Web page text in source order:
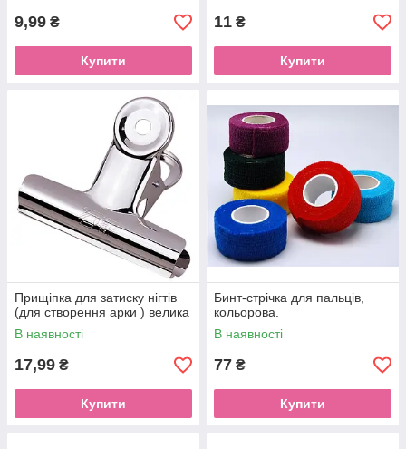
9,99 ₴
Купити
11 ₴
Купити
Прищіпка для затиску нігтів
(для створення арки ) велика
В наявності
17,99 ₴
Купити
Бинт-стрічка для пальців,
кольорова.
В наявності
77 ₴
Купити